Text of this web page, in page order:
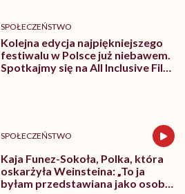
SPOŁECZEŃSTWO
Kolejna edycja najpiękniejszego
festiwalu w Polsce już niebawem.
Spotkajmy się na All Inclusive Film
SPOŁECZEŃSTWO
Kaja Funez-Sokoła, Polka, która
oskarżyła Weinsteina: „To ja
byłam przedstawiana jako osoba,